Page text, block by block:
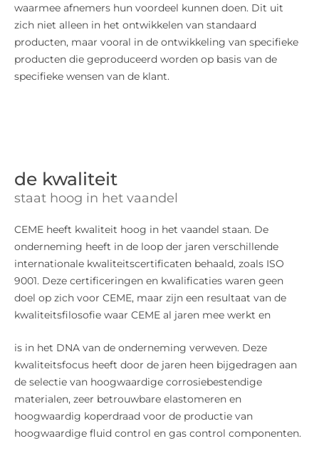
waarmee afnemers hun voordeel kunnen doen. Dit uit
zich niet alleen in het ontwikkelen van standaard
producten, maar vooral in de ontwikkeling van specifieke
producten die geproduceerd worden op basis van de
specifieke wensen van de klant.
de kwaliteit
staat hoog in het vaandel
CEME heeft kwaliteit hoog in het vaandel staan. De
onderneming heeft in de loop der jaren verschillende
internationale kwaliteitscertificaten behaald, zoals ISO
9001. Deze certificeringen en kwalificaties waren geen
doel op zich voor CEME, maar zijn een resultaat van de
kwaliteitsfilosofie waar CEME al jaren mee werkt en
is in het DNA van de onderneming verweven. Deze
kwaliteitsfocus heeft door de jaren heen bijgedragen aan
de selectie van hoogwaardige corrosiebestendige
materialen, zeer betrouwbare elastomeren en
hoogwaardig koperdraad voor de productie van
hoogwaardige fluid control en gas control componenten.